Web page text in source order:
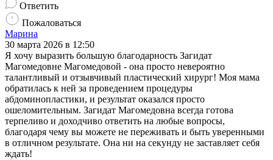
Ответить
Пожаловаться
Марина
30 марта 2026 в 12:50
Я хочу выразить большую благодарность Загидат
Магомедовне Магомедовой - она просто невероятно
талантливый и отзывчивый пластический хирург! Моя мама
обратилась к ней за проведением процедуры
абдоминопластики, и результат оказался просто
ошеломительным. Загидат Магомедовна всегда готова
терпеливо и доходчиво ответить на любые вопросы,
благодаря чему вы можете не переживать и быть уверенными
в отличном результате. Она ни на секунду не заставляет себя
ждать!